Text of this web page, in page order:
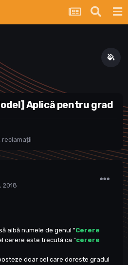
Aplică pentru grad
reclamații
2018
aibă numele de genul "Cerere
cerere este trecută ca "cerere
doar cel care doreste gradul